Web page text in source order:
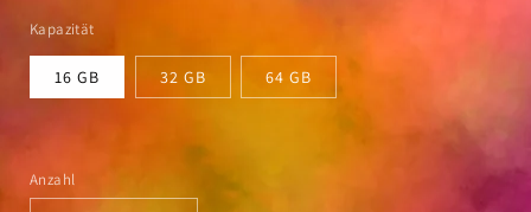
Kapazität
16 GB 32 GB 64 GB
Anzahl
Anzahl